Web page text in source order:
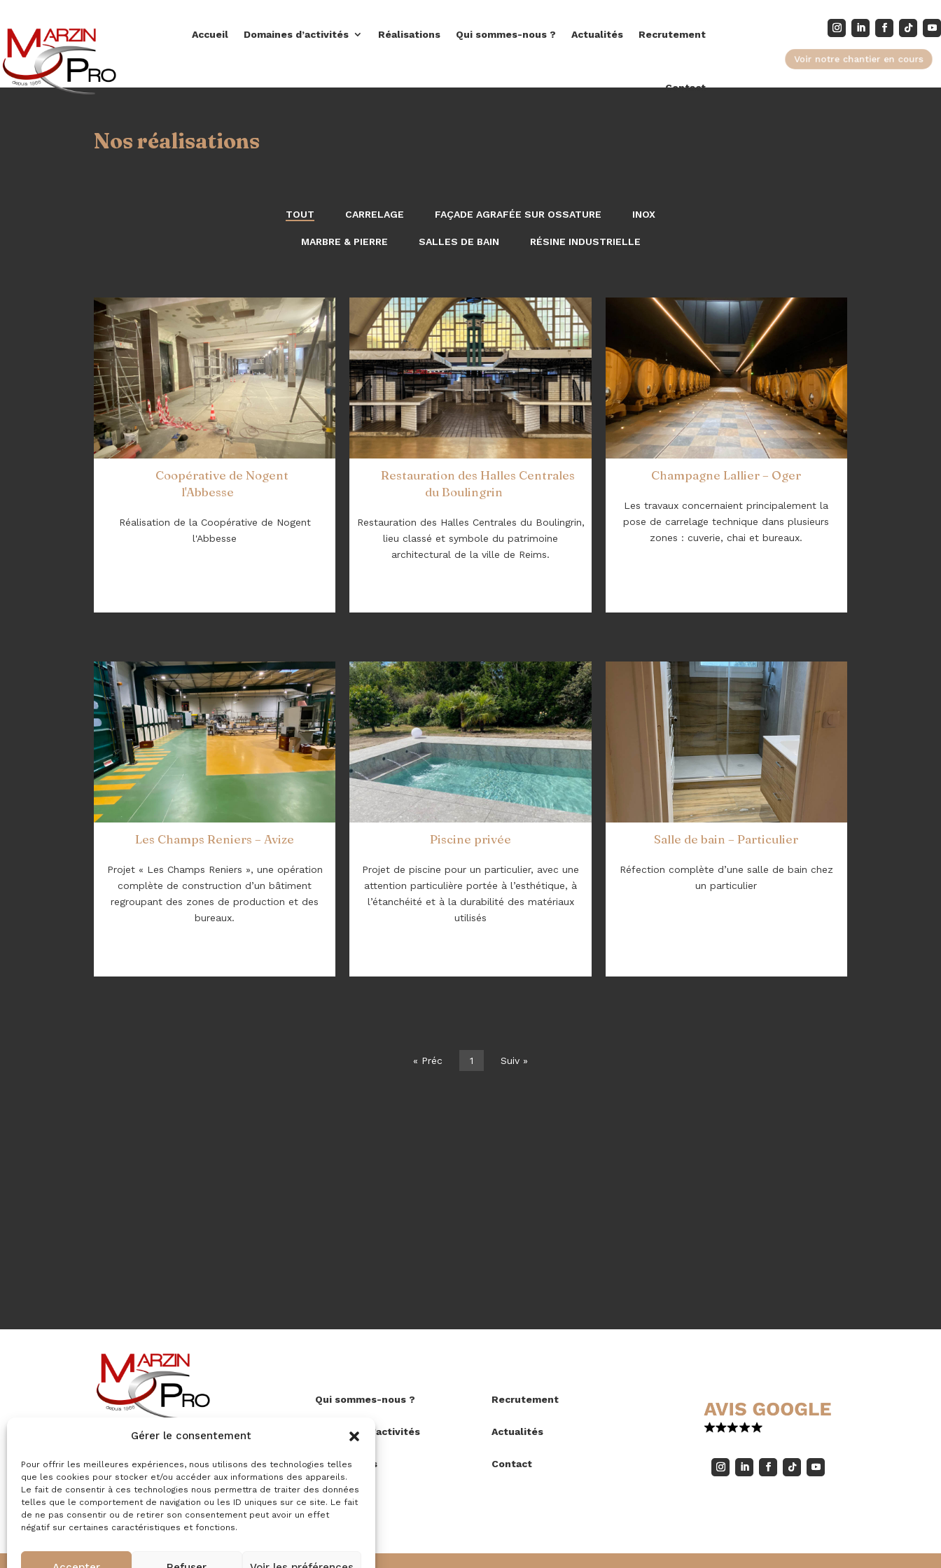
Gérer le consentement
Pour offrir les meilleures expériences, nous utilisons des technologies telles
que les cookies pour stocker et/ou accéder aux informations des appareils.
Le fait de consentir à ces technologies nous permettra de traiter des données
telles que le comportement de navigation ou les ID uniques sur ce site. Le fait
de ne pas consentir ou de retirer son consentement peut avoir un effet
négatif sur certaines caractéristiques et fonctions.
Accueil Domaines d’activités Réalisations Qui sommes-nous ? Actualités Recrutement
Contact
Voir notre chantier en cours
Nos réalisations
TOUT CARRELAGE FAÇADE AGRAFÉE SUR OSSATURE INOX
MARBRE & PIERRE SALLES DE BAIN RÉSINE INDUSTRIELLE
Coopérative de Nogent
l'Abbesse
Réalisation de la Coopérative de Nogent
l'Abbesse
Restauration des Halles Centrales
du Boulingrin
Restauration des Halles Centrales du Boulingrin,
lieu classé et symbole du patrimoine
architectural de la ville de Reims.
Champagne Lallier – Oger
Les travaux concernaient principalement la
pose de carrelage technique dans plusieurs
zones : cuverie, chai et bureaux.
Les Champs Reniers – Avize
Projet « Les Champs Reniers », une opération
complète de construction d’un bâtiment
regroupant des zones de production et des
bureaux.
Piscine privée
Projet de piscine pour un particulier, avec une
attention particulière portée à l’esthétique, à
l’étanchéité et à la durabilité des matériaux
utilisés
Salle de bain – Particulier
Réfection complète d’une salle de bain chez
un particulier
« Préc 1 Suiv »
51420 Cernay-lès-Reims
03 26 50 35 20
contacts@marzinpro.fr
Qui sommes-nous ?
Domaines d’activités
Réalisations
Recrutement
Actualités
Contact